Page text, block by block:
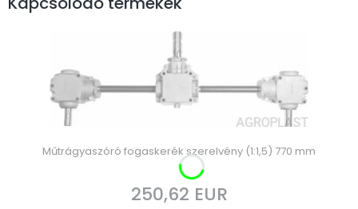
Műtrágyaszóró fogaskerék szerelvény (1:1,5) 770 mm
Ár
250,62 EUR